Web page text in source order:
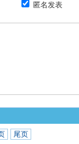
匿名发表
尾页